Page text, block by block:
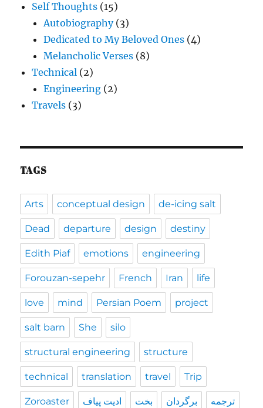
Self Thoughts (15)
Autobiography(3)
Dedicated to My Beloved Ones (4)
Melancholic Verses (8)
Technical (2)
Engineering (2)
Travels (3)
TAGS
Arts conceptual design de-icing salt
Dead departure design destiny
Edith Piaf emotions engineering
Forouzan-sepehr French Iran life
love mind Persian Poem project
salt barn She silo
structural engineering structure
technical translation travel Trip
Zoroaster ادیت پیاف بخت برگردان ترجمه